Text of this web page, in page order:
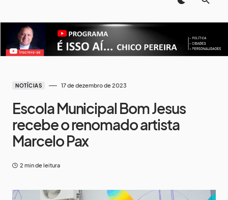
NOTÍCIAS 17 de dezembro de 2023
Escola Municipal Bom Jesus
recebe o renomado artista
Marcelo Pax
2 min de leitura